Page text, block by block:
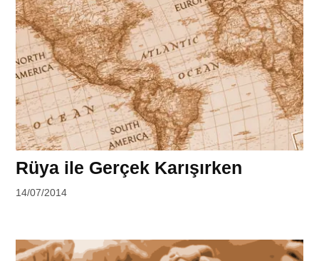
Rüya ile Gerçek Karışırken
by
14/07/2014